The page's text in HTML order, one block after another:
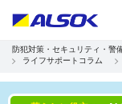
防犯対策・セキュリティ・警
ライフサポートコラム